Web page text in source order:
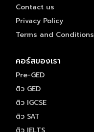
Contact us
Privacy Policy
Terms and Conditions
คอร์สของเรา
Pre-GED
ติว GED
ติว IGCSE
ติว SAT